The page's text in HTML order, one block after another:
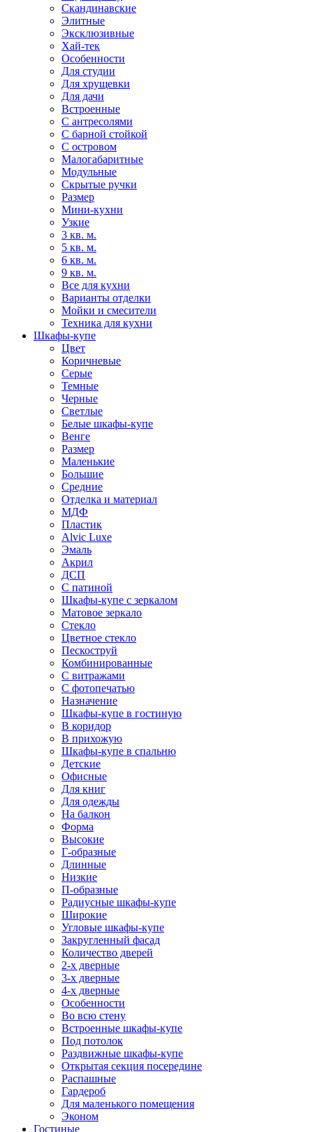
Скандинавские
Элитные
Эксклюзивные
Хай-тек
Особенности
Для студии
Для хрущевки
Для дачи
Встроенные
С антресолями
С барной стойкой
С островом
Малогабаритные
Модульные
Скрытые ручки
Размер
Мини-кухни
Узкие
3 кв. м.
5 кв. м.
6 кв. м.
9 кв. м.
Все для кухни
Варианты отделки
Мойки и смесители
Техника для кухни
Шкафы-купе
Цвет
Коричневые
Серые
Темные
Черные
Светлые
Белые шкафы-купе
Венге
Размер
Маленькие
Большие
Средние
Отделка и материал
МДФ
Пластик
Alvic Luxe
Эмаль
Акрил
ДСП
С патиной
Шкафы-купе с зеркалом
Матовое зеркало
Стекло
Цветное стекло
Пескоструй
Комбинированные
С витражами
С фотопечатью
Назначение
Шкафы-купе в гостиную
В коридор
В прихожую
Шкафы-купе в спальню
Детские
Офисные
Для книг
Для одежды
На балкон
Форма
Высокие
Г-образные
Длинные
Низкие
П-образные
Радиусные шкафы-купе
Широкие
Угловые шкафы-купе
Закругленный фасад
Количество дверей
2-х дверные
3-х дверные
4-х дверные
Особенности
Во всю стену
Встроенные шкафы-купе
Под потолок
Раздвижные шкафы-купе
Открытая секция посередине
Распашные
Гардероб
Для маленького помещения
Эконом
Гостиные